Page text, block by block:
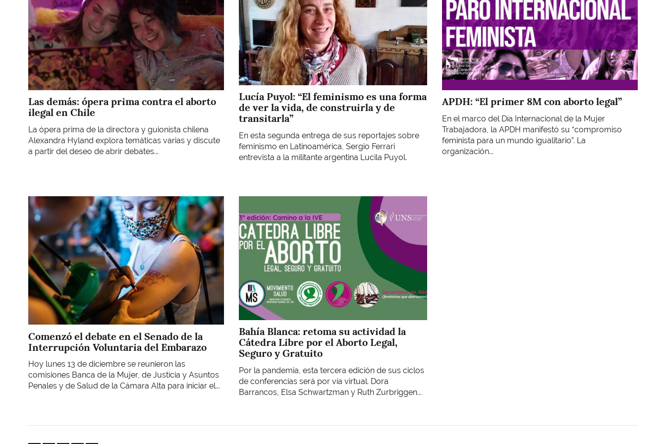
Las demás: ópera prima contra el aborto
ilegal en Chile
La ópera prima de la directora y guionista chilena
Alexandra Hyland explora temáticas varias y discute
a partir del deseo de abrir debates...
Lucía Puyol: “El feminismo es una forma
de ver la vida, de construirla y de
transitarla”
En esta segunda entrega de sus reportajes sobre
feminismo en Latinoamérica, Sergio Ferrari
entrevista a la militante argentina Lucila Puyol.
APDH: “El primer 8M con aborto legal”
En el marco del Día Internacional de la Mujer
Trabajadora, la APDH manifestó su “compromiso
feminista para un mundo igualitario”. La
organización...
Comenzó el debate en el Senado de la
Interrupción Voluntaria del Embarazo
Hoy lunes 13 de diciembre se reunieron las
comisiones Banca de la Mujer, de Justicia y Asuntos
Penales y de Salud de la Cámara Alta para iniciar el...
Bahía Blanca: retoma su actividad la
Cátedra Libre por el Aborto Legal,
Seguro y Gratuito
Por la pandemia, esta tercera edición de sus ciclos
de conferencias será por vía virtual. Dora
Barrancos, Elsa Schwartzman y Ruth Zurbriggen...